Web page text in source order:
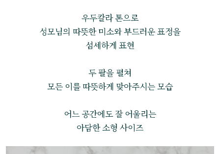
우두칼라 톤으로
성모님의 따뜻한 미소와 부드러운 표정을
섬세하게 표현
두 팔을 펼쳐
모든 이를 따뜻하게 맞아주시는 모습
어느 공간에도 잘 어울리는
아담한 소형 사이즈